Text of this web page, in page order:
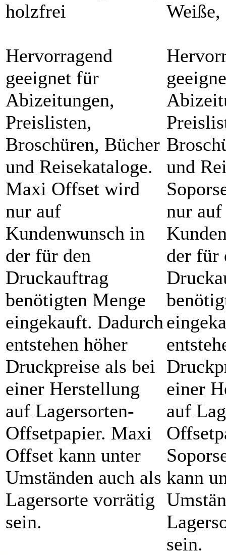
holzfrei
Hervorragend
geeignet für
Abizeitungen,
Preislisten,
Broschüren, Bücher
und Reisekataloge.
Maxi Offset wird
nur auf
Kundenwunsch in
der für den
Druckauftrag
benötigten Menge
eingekauft. Dadurch
entstehen höher
Druckpreise als bei
einer Herstellung
auf Lagersorten-
Offsetpapier. Maxi
Offset kann unter
Umständen auch als
Lagersorte vorrätig
sein.
und
nur auf
der für
einer
auf
kann
sein.